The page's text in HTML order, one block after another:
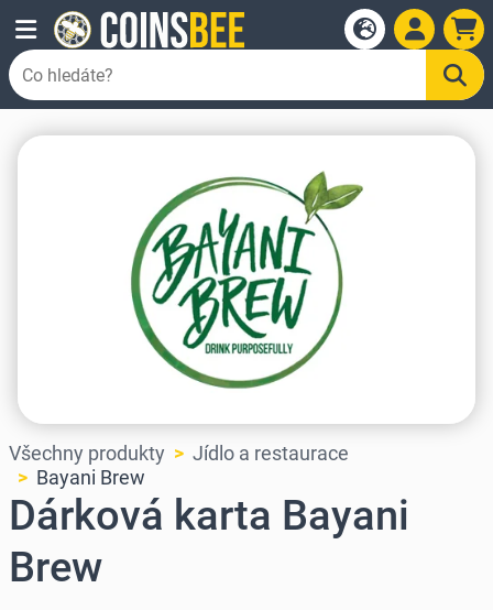
Všechny produkty
Jídlo a restaurace
Bayani Brew
Dárková karta Bayani
Brew